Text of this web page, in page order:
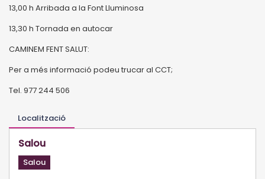
13,00 h Arribada a la Font Lluminosa
13,30 h Tornada en autocar
CAMINEM FENT SALUT:
Per a més informació podeu trucar al CCT;
Tel. 977 244 506
Localització
Salou
Salou